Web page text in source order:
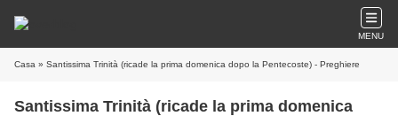
MENU
Casa » Santissima Trinità (ricade la prima domenica dopo la Pentecoste) - Preghiere
Santissima Trinità (ricade la prima domenica